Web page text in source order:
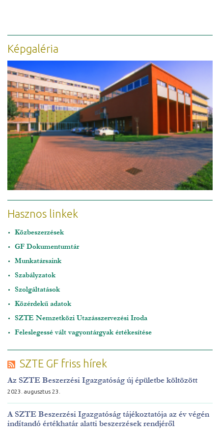
Képgaléria
Hasznos linkek
Közbeszerzések
GF Dokumentumtár
Munkatársaink
Szabályzatok
Szolgáltatások
Közérdekű adatok
SZTE Nemzetközi Utazásszervezési Iroda
Feleslegessé vált vagyontárgyak értékesítése
SZTE GF friss hírek
Az SZTE Beszerzési Igazgatóság új épületbe költözött
2023. augusztus 23.
A SZTE Beszerzési Igazgatóság tájékoztatója az év végén
indítandó értékhatár alatti beszerzések rendjéről